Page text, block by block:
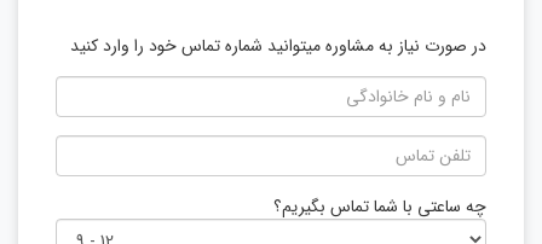
در صورت نیاز به مشاوره میتوانید شماره تماس خود را وارد کنید
چه ساعتی با شما تماس بگیریم؟